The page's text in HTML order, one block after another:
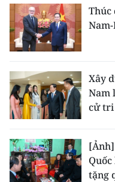
Media Xã hội
Media Pháp luật
Media Du lịch
Media Thế giới
Media Thể thao
Media Giáo dục
Media Y tế
Thúc
Xây
Nam
cử tri
tặng